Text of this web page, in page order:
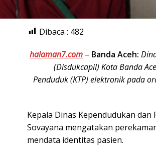
Dibaca : 482
halaman7.com – Banda Aceh:
(Disdukcapil) Kota Banda
Penduduk (KTP) elektronik pada
Kepala Dinas Kependudukan dan
Sovayana mengatakan
mendata identitas pasien.